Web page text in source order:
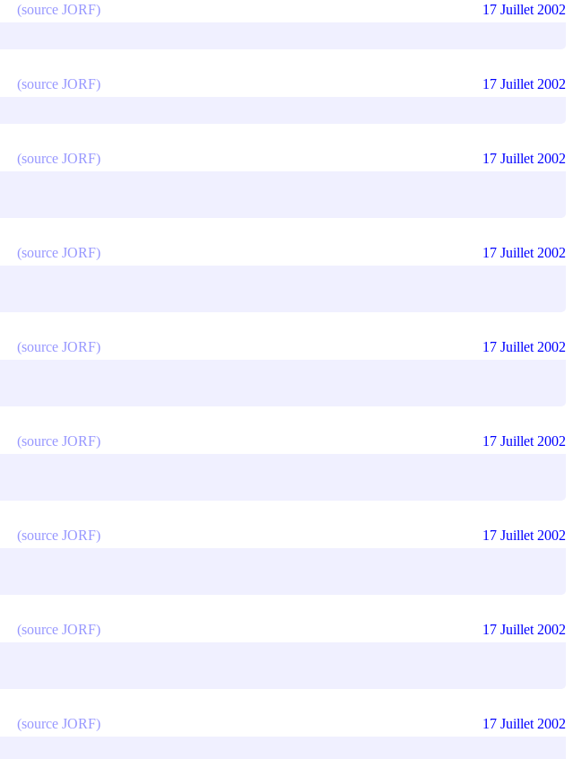
(source JORF) 17 Juillet 2002
(source JORF) 17 Juillet 2002
(source JORF) 17 Juillet 2002
(source JORF) 17 Juillet 2002
(source JORF) 17 Juillet 2002
(source JORF) 17 Juillet 2002
(source JORF) 17 Juillet 2002
(source JORF) 17 Juillet 2002
(source JORF) 17 Juillet 2002